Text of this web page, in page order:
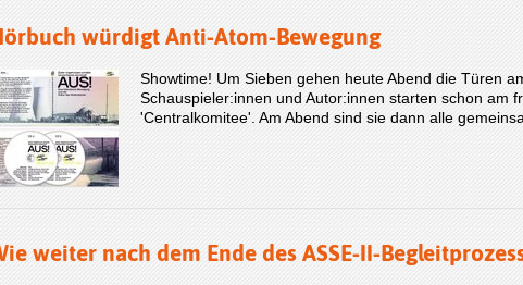
würdigt Anti-Atom-Bewegung
Showtime! Um Sieben gehen heute Abend die Türen
Schauspieler:innen und Autor:innen starten schon am
'Centralkomitee'. Am Abend sind sie dann alle
weiter nach dem Ende des ASSE-II-